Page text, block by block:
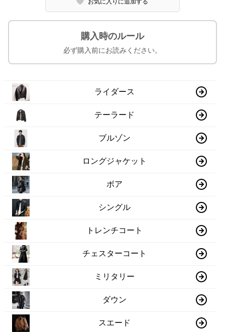
お気に入りに追加する
購入時のルール
必ず購入前にお読みください。
ライダース
テーラード
ブルゾン
ロングジャケット
ボア
シングル
トレンチコート
チェスターコート
ミリタリー
ダウン
スエード